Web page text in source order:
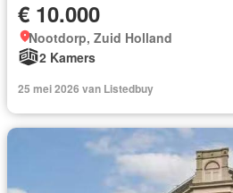
€ 10.000
Nootdorp, Zuid Holland
2 Kamers
25 mei 2026 van Listedbuy